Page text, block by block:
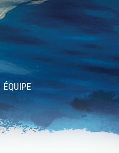
ÉQUIPE